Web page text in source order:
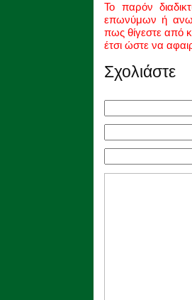
Το παρόν
επωνύμων ή
πως θίγεστε από
έτσι ώστε να
Σχολιάστε